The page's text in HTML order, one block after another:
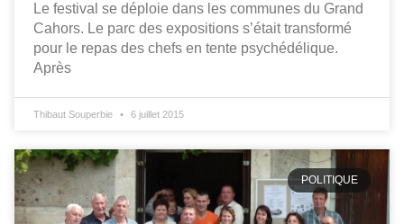
Le festival se déploie dans les communes du Grand
Cahors. Le parc des expositions s’était transformé
pour le repas des chefs en tente psychédélique.
Après
Thibaut Souperbie 6 juillet 2015
POLITIQUE